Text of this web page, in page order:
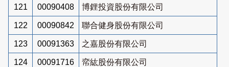
121 00090408 博鋰投資股份有限公司
122 00090842 聯合健身股份有限公司
123 00091363 之嘉股份有限公司
124 00091716 帟紘股份有限公司